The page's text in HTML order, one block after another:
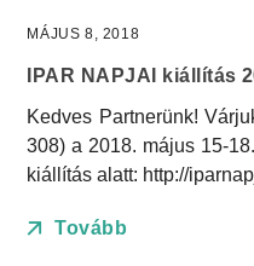
MÁJUS 8, 2018
IPAR NAPJAI kiállítás
Kedves Partnerünk!
308) a 2018. május 15-
kiállítás alatt: http://
Tovább